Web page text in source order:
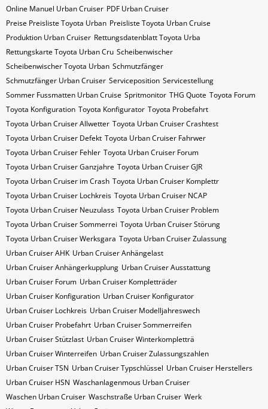
Online Manuel Urban Cruiser PDF Urban Cruiser
Preise Preisliste Toyota Urban Preisliste Toyota Urban Cruise
Produktion Urban Cruiser Rettungsdatenblatt Toyota Urba
Rettungskarte Toyota Urban Cru Scheibenwischer
Scheibenwischer Toyota​ Urban Schmutzfänger
Schmutzfänger Urban Cruiser Serviceposition Servicestellung
Sommer Fussmatten Urban Cruise Spritmonitor THG Quote Toyota Forum
Toyota Konfiguration Toyota Konfigurator Toyota Probefahrt
Toyota Urban Cruiser Allwetter Toyota Urban Cruiser Crashtest
Toyota Urban Cruiser Defekt Toyota Urban Cruiser Fahrwer
Toyota Urban Cruiser Fehler Toyota Urban Cruiser Forum
Toyota Urban Cruiser Ganzjahre Toyota Urban Cruiser GJR
Toyota Urban Cruiser im Crash Toyota Urban Cruiser Komplettr
Toyota Urban Cruiser Lochkreis Toyota Urban Cruiser NCAP
Toyota Urban Cruiser Neuzulass Toyota Urban Cruiser Problem
Toyota Urban Cruiser Sommerrei Toyota Urban Cruiser Störung
Toyota Urban Cruiser Werksgara Toyota Urban Cruiser Zulassung
Urban Cruiser AHK Urban Cruiser Anhängelast
Urban Cruiser Anhängerkupplung Urban Cruiser Ausstattung
Urban Cruiser Forum Urban Cruiser Kompletträder
Urban Cruiser Konfiguration Urban Cruiser Konfigurator
Urban Cruiser Lochkreis Urban Cruiser Modelljahreswech
Urban Cruiser Probefahrt Urban Cruiser Sommerreifen
Urban Cruiser Stützlast Urban Cruiser Winterkompletträ
Urban Cruiser Winterreifen Urban Cruiser Zulassungszahlen
Urban Cruiser​​​​ TSN Urban Cruiser​​​​ Typschlüssel Urban Cruiser​​​​​ Herstellers
Urban Cruiser​​​​​ HSN Waschanlagenmous Urban Cruiser
Waschen Urban Cruiser Waschstraße Urban Cruiser Werk